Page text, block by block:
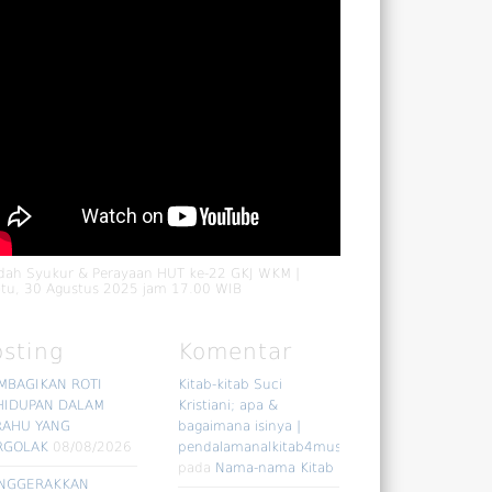
Syukur & Perayaan HUT ke-22 GKJ WKM |
30 Agustus 2025 jam 17.00 WIB
ROTI
DALAM
YANG
08/08/2026
Komentar
Kitab-kitab Suci
Kristiani; apa &
bagaimana isinya |
pendalamanalkitab4muslim
pada Nama-nama Kitab